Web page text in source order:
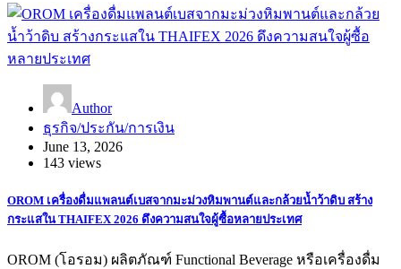
Author
ธุรกิจ/ประกัน/การเงิน
June 13, 2026
143 views
OROM เครื่องดื่มแพลนต์เบสจากมะม่วงหิมพานต์และกล้วยน้ำว้าดิบ สร้าง
กระแสใน THAIFEX 2026 ดึงความสนใจผู้ซื้อหลายประเทศ
OROM (โอรอม) ผลิตภัณฑ์ Functional Beverage หรือเครื่องดื่ม